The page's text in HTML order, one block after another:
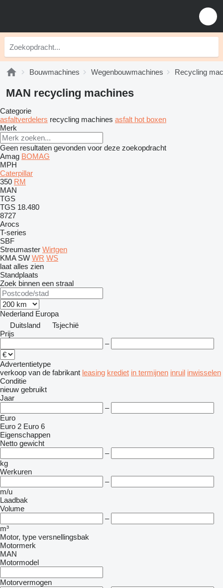
Bouwmachines Wegenbouwmachines Recycling
MAN recycling machines
Categorie
asfaltverdelers recycling machines asfalt hot boxen
Merk
Geen resultaten gevonden voor deze zoekopdracht
Amag BOMAG
MPH
Caterpillar
350 RM
MAN
TGS
TGS 18.480
8727
Arocs
T-series
SBF
Streumaster Wirtgen
KMA SW WR WS
laat alles zien
Standplaats
Zoek binnen een straal
Nederland Europa
Duitsland
Tsjechië
Prijs
–
Advertentietype
verkoop van de fabrikant leasing krediet in termijnen inruil inwisselen
Conditie
nieuw gebruikt
Jaar
–
Euro
Euro 2 Euro 6
Eigenschappen
Netto gewicht
–
kg
Werkuren
–
m/u
Laadbak
Volume
–
m³
Motor, type versnellingsbak
Motormerk
MAN
Motormodel
Motorvermogen